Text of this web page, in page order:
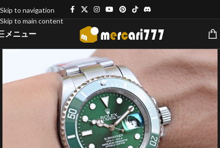
Skip to navigation
Skip to main content
メニュー